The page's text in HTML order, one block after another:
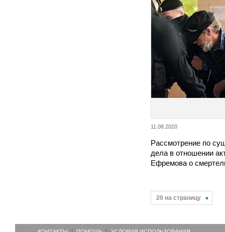
11.08.2020
Рассмотрение по
дела в отношении
Ефремова о
20 на страницу